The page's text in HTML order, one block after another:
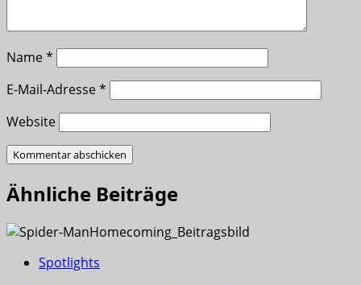
Name*
E-Mail-Adresse*
Website
Ähnliche Beiträge
Spotlights